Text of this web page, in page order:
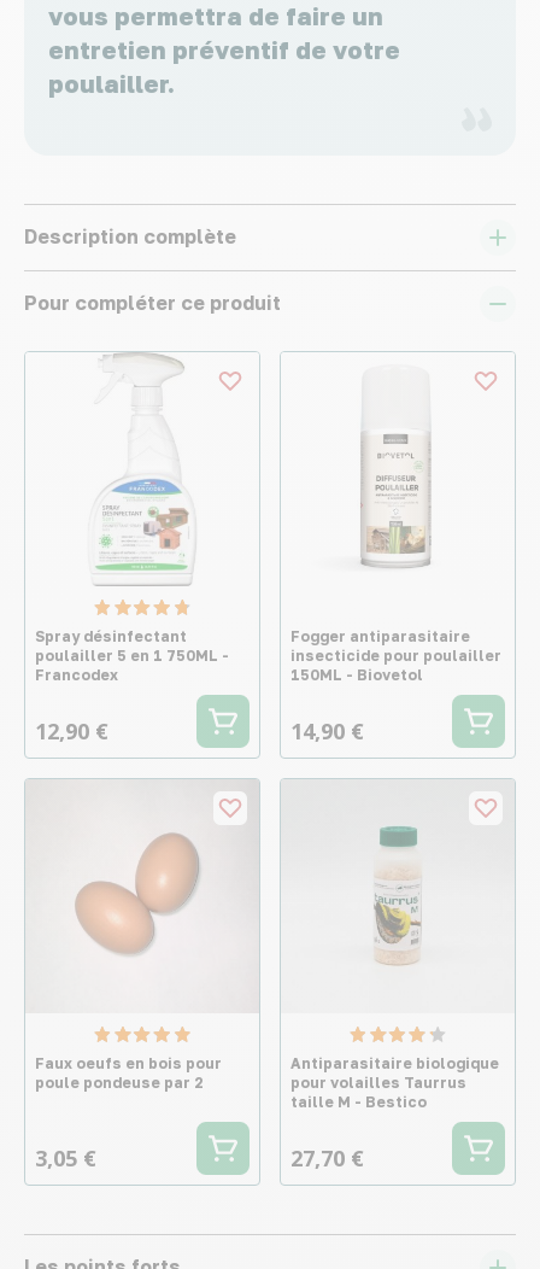
vous permettra de faire un
entretien préventif de votre
poulailler.
Description complète
Pour compléter ce produit
Spray désinfectant
poulailler 5 en 1 750ML -
Francodex
12,90 €
Fogger antiparasitaire
insecticide pour poulailler
150ML - Biovetol
14,90 €
Faux oeufs en bois pour
poule pondeuse par 2
3,05 €
Antiparasitaire biologique
pour volailles Taurrus
taille M - Bestico
27,70 €